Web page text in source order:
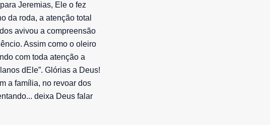
Jeremias, Ele o fez
da roda, a atenção total
avivou a compreensão
Assim como o oleiro
com toda atenção a
dEle”. Glórias a Deus!
a família, no revoar dos
deixa Deus falar